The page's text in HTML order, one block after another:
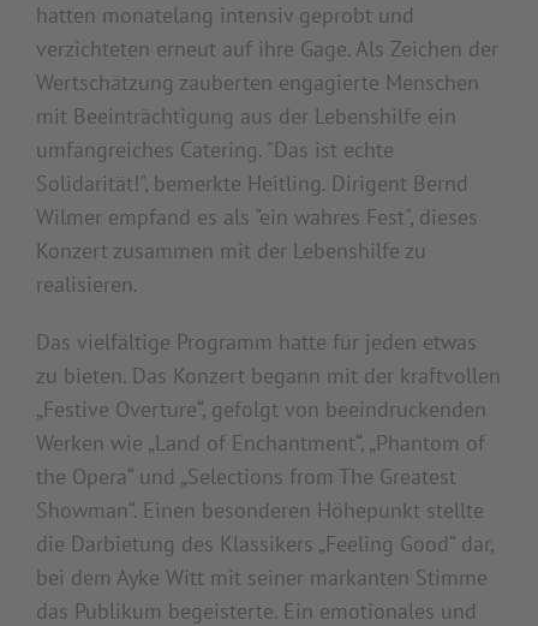
powered byUsercentrics Consent Management
Platform & eRecht24
hatten monatelang intensiv geprobt und
verzichteten erneut auf ihre Gage. Als Zeichen der
Wertschätzung zauberten engagierte Menschen
mit Beeinträchtigung aus der Lebenshilfe ein
umfangreiches Catering. "Das ist echte
Solidarität!", bemerkte Heitling. Dirigent Bernd
Wilmer empfand es als "ein wahres Fest", dieses
Konzert zusammen mit der Lebenshilfe zu
realisieren.
Das vielfältige Programm hatte für jeden etwas
zu bieten. Das Konzert begann mit der kraftvollen
„Festive Overture“, gefolgt von beeindruckenden
Werken wie „Land of Enchantment“, „Phantom of
the Opera“ und „Selections from The Greatest
Showman“. Einen besonderen Höhepunkt stellte
die Darbietung des Klassikers „Feeling Good“ dar,
bei dem Ayke Witt mit seiner markanten Stimme
das Publikum begeisterte. Ein emotionales und